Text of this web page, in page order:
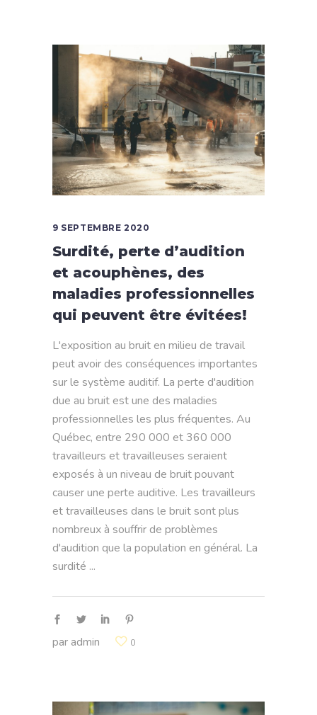
9 SEPTEMBRE 2020
Surdité, perte d’audition
et acouphènes, des
maladies professionnelles
qui peuvent être évitées!
L'exposition au bruit en milieu de travail
peut avoir des conséquences importantes
sur le système auditif. La perte d'audition
due au bruit est une des maladies
professionnelles les plus fréquentes. Au
Québec, entre 290 000 et 360 000
travailleurs et travailleuses seraient
exposés à un niveau de bruit pouvant
causer une perte auditive. Les travailleurs
et travailleuses dans le bruit sont plus
nombreux à souffrir de problèmes
d'audition que la population en général. La
surdité
paradmin 0